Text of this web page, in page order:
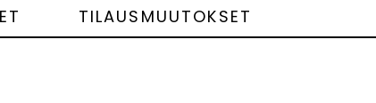
TILAUSMUUTOKSET